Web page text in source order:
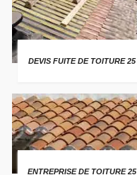
DEVIS FUITE DE TOITURE 25
ENTREPRISE DE TOITURE 25